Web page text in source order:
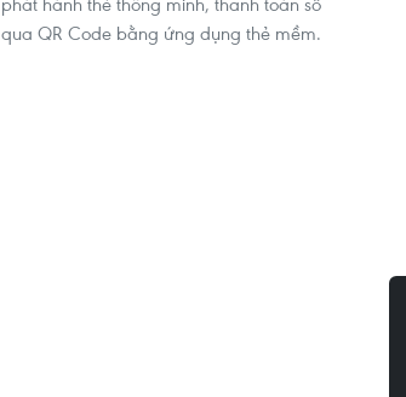
qua QR Code bằng ứng dụng thẻ mềm.